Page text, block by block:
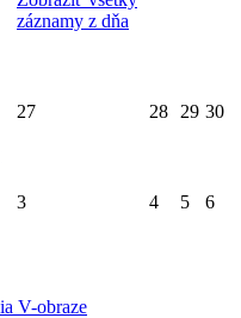
záznamy z dňa
27 28 29 30
3 4 5 6